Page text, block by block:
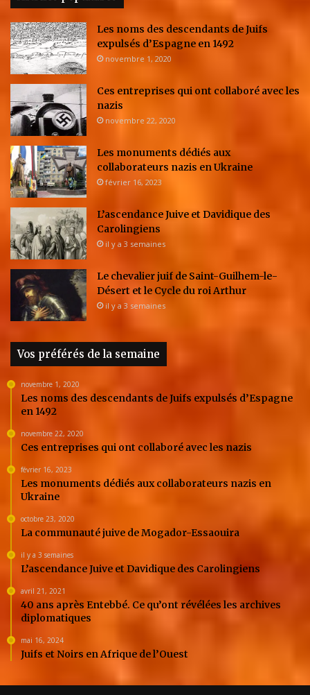
Les noms des descendants de Juifs
expulsés d’Espagne en 1492
novembre 1, 2020
Ces entreprises qui ont collaboré avec les
nazis
novembre 22, 2020
Les monuments dédiés aux
collaborateurs nazis en Ukraine
février 16, 2023
L’ascendance Juive et Davidique des
Carolingiens
il y a 3 semaines
Le chevalier juif de Saint-Guilhem-le-
Désert et le Cycle du roi Arthur
il y a 3 semaines
Vos préférés de la semaine
novembre 1, 2020
Les noms des descendants de Juifs expulsés d’Espagne
en 1492
novembre 22, 2020
Ces entreprises qui ont collaboré avec les nazis
février 16, 2023
Les monuments dédiés aux collaborateurs nazis en
Ukraine
octobre 23, 2020
La communauté juive de Mogador-Essaouira
il y a 3 semaines
L’ascendance Juive et Davidique des Carolingiens
avril 21, 2021
40 ans après Entebbé. Ce qu’ont révélées les archives
diplomatiques
mai 16, 2024
Juifs et Noirs en Afrique de l’Ouest